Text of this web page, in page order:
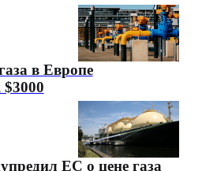
в Европе
ЕС о цене газа